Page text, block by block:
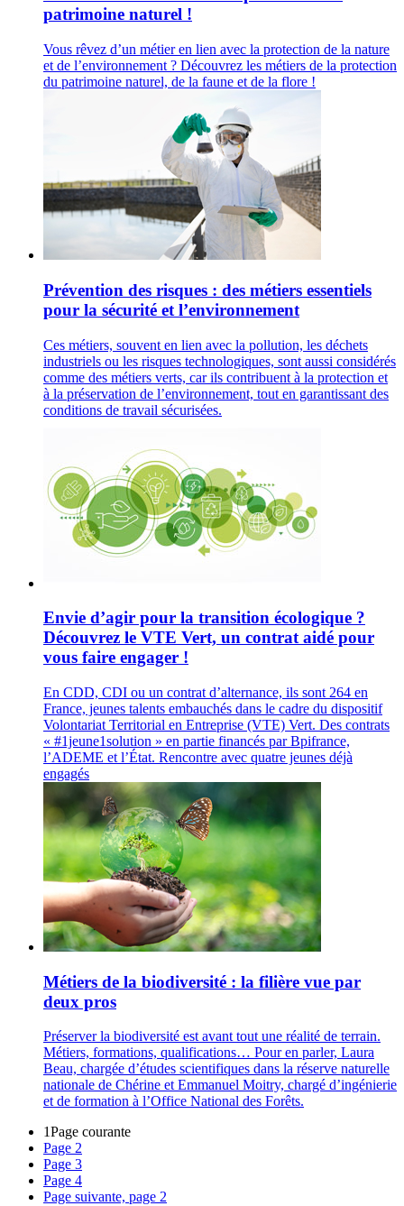
patrimoine naturel !
Vous rêvez d’un métier en lien avec la protection de la nature
et de l’environnement ? Découvrez les métiers de la protection
du patrimoine naturel, de la faune et de la flore !
Prévention des risques : des métiers essentiels
pour la sécurité et l’environnement
Ces métiers, souvent en lien avec la pollution, les déchets
industriels ou les risques technologiques, sont aussi considérés
comme des métiers verts, car ils contribuent à la protection et
à la préservation de l’environnement, tout en garantissant des
conditions de travail sécurisées.
Envie d’agir pour la transition écologique ?
Découvrez le VTE Vert, un contrat aidé pour
vous faire engager !
En CDD, CDI ou un contrat d’alternance, ils sont 264 en
France, jeunes talents embauchés dans le cadre du dispositif
Volontariat Territorial en Entreprise (VTE) Vert. Des contrats
« #1jeune1solution » en partie financés par Bpifrance,
l’ADEME et l’État. Rencontre avec quatre jeunes déjà
engagés
Métiers de la biodiversité : la filière vue par
deux pros
Préserver la biodiversité est avant tout une réalité de terrain.
Métiers, formations, qualifications… Pour en parler, Laura
Beau, chargée d’études scientifiques dans la réserve naturelle
nationale de Chérine et Emmanuel Moitry, chargé d’ingénierie
et de formation à l’Office National des Forêts.
1Page courante
Page 2
Page 3
Page 4
Page suivante, page 2